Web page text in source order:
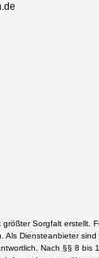
Sorgfalt erstellt.
Als Diensteanbieter
Nach §§ 8 bis